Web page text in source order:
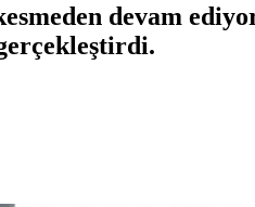
devam